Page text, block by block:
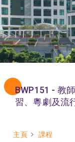
BWP151 - 教
習、粵劇及流
主頁
課程